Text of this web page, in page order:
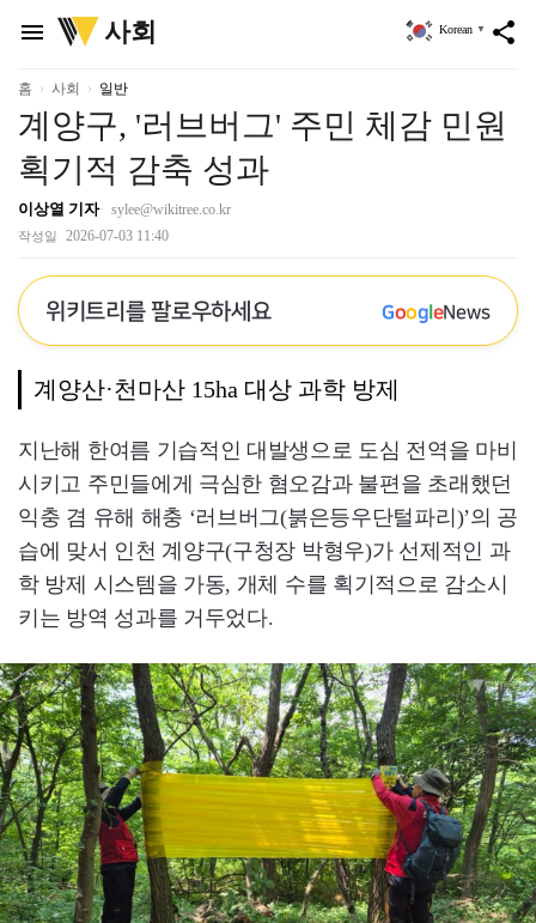
menu
위
키
리
사회 share
Korean ▼
홈 사회 일반
계양구, '러브버그' 주민 체감 민원
획기적 감축 성과
이상열 기자 sylee@wikitree.co.kr
작성일 2026-07-03 11:40
위키트리를 팔로우하세요 GoogleNews
계양산·천마산 15ha 대상 과학 방제
지난해 한여름 기습적인 대발생으로 도심 전역을 마비
시키고 주민들에게 극심한 혐오감과 불편을 초래했던
익충 겸 유해 해충 ‘러브버그(붉은등우단털파리)’의 공
습에 맞서 인천 계양구(구청장 박형우)가 선제적인 과
학 방제 시스템을 가동, 개체 수를 획기적으로 감소시
키는 방역 성과를 거두었다.